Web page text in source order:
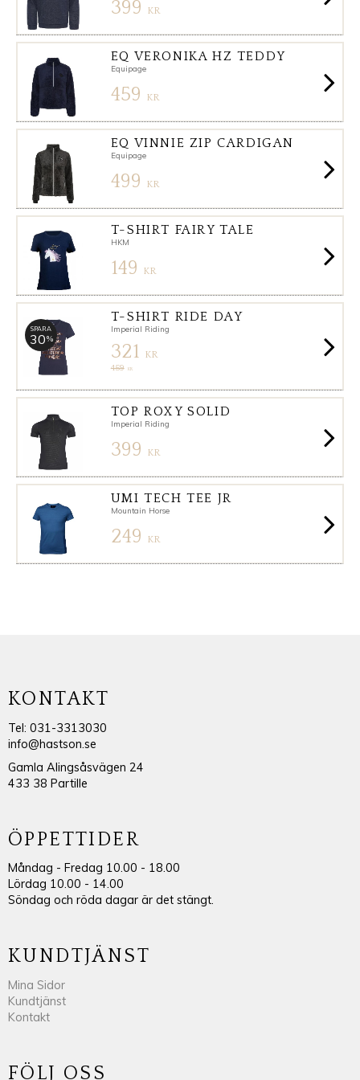
399 KR
EQ VERONIKA HZ TEDDY
Equipage
459 KR
EQ VINNIE ZIP CARDIGAN
Equipage
499 KR
T-SHIRT FAIRY TALE
HKM
149 KR
T-SHIRT RIDE DAY
Imperial Riding
321 KR
459 KR
SPARA
30%
TOP ROXY SOLID
Imperial Riding
399 KR
UMI TECH TEE JR
Mountain Horse
249 KR
KONTAKT
Tel: 031-3313030
info@hastson.se
Gamla Alingsåsvägen 24
433 38 Partille
ÖPPETTIDER
Måndag - Fredag 10.00 - 18.00
Lördag 10.00 - 14.00
Söndag och röda dagar är det stängt.
KUNDTJÄNST
Mina Sidor
Kundtjänst
Kontakt
FÖLJ OSS